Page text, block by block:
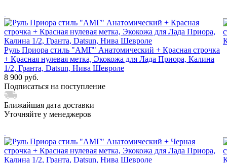
Руль Приора стиль "АМГ" Анатомический + Красная строчка
+ Красная нулевая метка, Экокожа для Лада Приора, Калина
1/2, Гранта, Datsun, Нива Шевроле
8 900 руб.
Подписаться на поступление
Ближайшая дата доставки
Уточняйте у менеджеров